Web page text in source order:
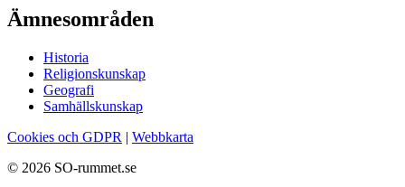
Ämnesområden
Historia
Religionskunskap
Geografi
Samhällskunskap
Cookies och GDPR | Webbkarta
© 2026 SO-rummet.se